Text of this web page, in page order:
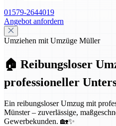
01579-2644019
Angebot anfordern
Umziehen mit Umzüge Müller
🏠 Reibungsloser
professioneller
Ein reibungsloser Umzug mit
Münster – zuverlässige,
Gewerbekunden. 🏡✨